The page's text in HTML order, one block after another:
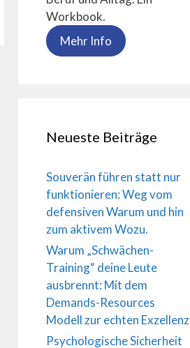
Workbook.
Mehr Info
Neueste Beiträge
Souverän führen statt nur
funktionieren: Weg vom
defensiven Warum und hin
zum aktivem Wozu.
Warum „Schwächen-
Training“ deine Leute
ausbrennt: Mit dem
Demands-Resources
Modell zur echten Exzellenz
Psychologische Sicherheit